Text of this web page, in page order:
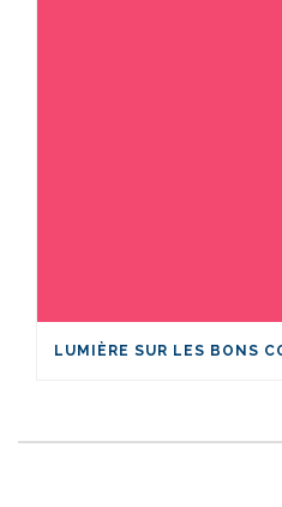
LUMIÈRE SUR LES BONS